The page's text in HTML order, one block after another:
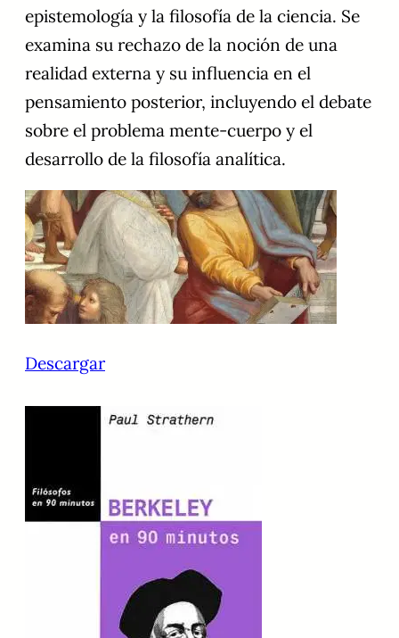
epistemología y la filosofía de la ciencia. Se
examina su rechazo de la noción de una
realidad externa y su influencia en el
pensamiento posterior, incluyendo el debate
sobre el problema mente-cuerpo y el
desarrollo de la filosofía analítica.
Descargar